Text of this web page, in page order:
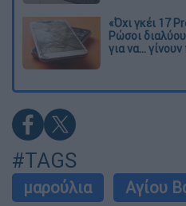
«Όχι γκέι 17
Ρώσοι
για να...
#TAGS
μαρούλια
Αγίου